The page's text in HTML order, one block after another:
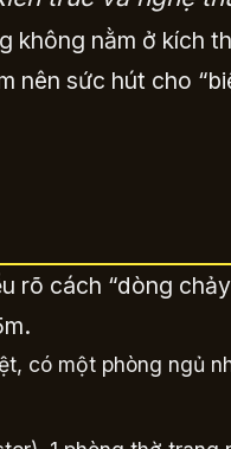
không nằm ở kích
nên sức hút cho
rõ cách “dòng
có một phòng ngủ